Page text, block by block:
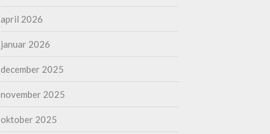
april 2026
januar 2026
december 2025
november 2025
oktober 2025